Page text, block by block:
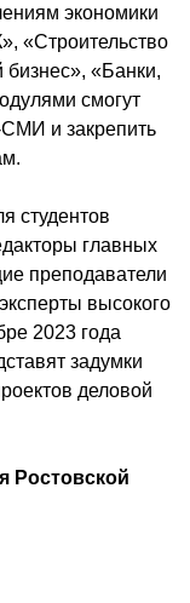
экономики
«Строительство
«Банки,
смогут
СМИ и закрепить
студентов
главных
преподаватели
высокого
2023 года
задумки
деловой
Ростовской